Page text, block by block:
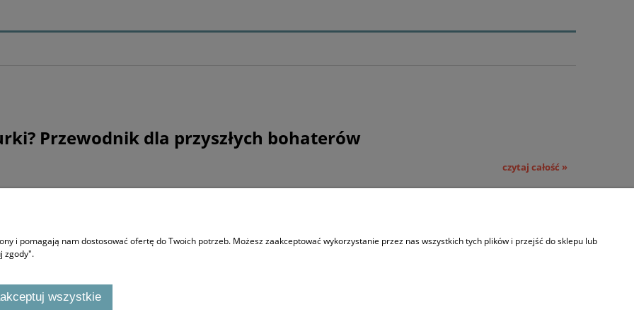
Przewodnik dla przyszłych bohaterów
czytaj całość »
i pomagają nam dostosować ofertę do Twoich potrzeb. Możesz zaakceptować wykorzystanie przez nas wszystkich tych plików i przejść do sklepu lub
zgody".
wszystkie